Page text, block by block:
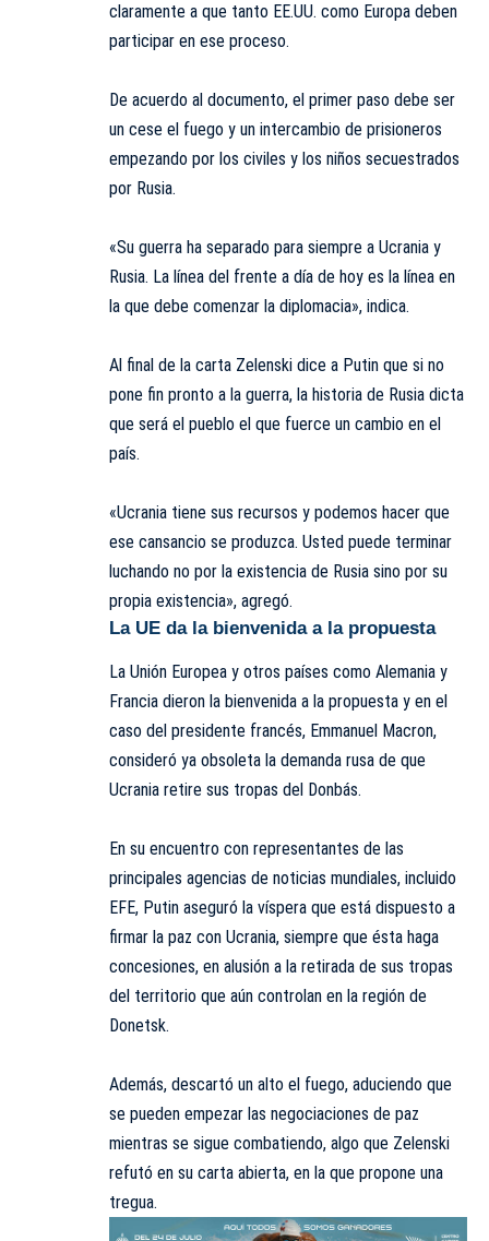
claramente a que tanto EE.UU. como Europa deben
participar en ese proceso.
De acuerdo al documento, el primer paso debe ser
un cese el fuego y un intercambio de prisioneros
empezando por los civiles y los niños secuestrados
por Rusia.
«Su guerra ha separado para siempre a Ucrania y
Rusia. La línea del frente a día de hoy es la línea en
la que debe comenzar la diplomacia», indica.
Al final de la carta Zelenski dice a Putin que si no
pone fin pronto a la guerra, la historia de Rusia dicta
que será el pueblo el que fuerce un cambio en el
país.
«Ucrania tiene sus recursos y podemos hacer que
ese cansancio se produzca. Usted puede terminar
luchando no por la existencia de Rusia sino por su
propia existencia», agregó.
La UE da la bienvenida a la propuesta
La Unión Europea y otros países como Alemania y
Francia dieron la bienvenida a la propuesta y en el
caso del presidente francés, Emmanuel Macron,
consideró ya obsoleta la demanda rusa de que
Ucrania retire sus tropas del Donbás.
En su encuentro con representantes de las
principales agencias de noticias mundiales, incluido
EFE, Putin aseguró la víspera que está dispuesto a
firmar la paz con Ucrania, siempre que ésta haga
concesiones, en alusión a la retirada de sus tropas
del territorio que aún controlan en la región de
Donetsk.
Además, descartó un alto el fuego, aduciendo que
se pueden empezar las negociaciones de paz
mientras se sigue combatiendo, algo que Zelenski
refutó en su carta abierta, en la que propone una
tregua.